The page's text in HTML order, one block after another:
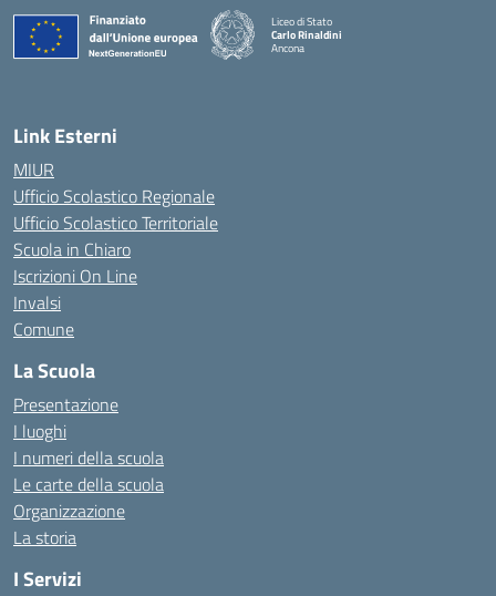
Liceo di Stato
Carlo Rinaldini
Ancona
Link Esterni
MIUR
Ufficio Scolastico Regionale
Ufficio Scolastico Territoriale
Scuola in Chiaro
Iscrizioni On Line
Invalsi
Comune
La Scuola
Presentazione
I luoghi
I numeri della scuola
Le carte della scuola
Organizzazione
La storia
I Servizi